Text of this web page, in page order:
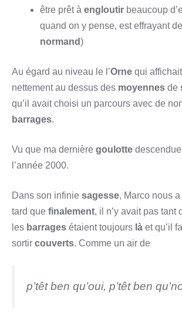
être prêt à engloutir beaucoup
quand on y pense, est effrayant
normand )
Au égard au niveau le l’Orne qui
nettement au dessus des moyennes de
qu’il avait choisi un parcours avec de
barrages.
Vu que ma dernière goulotte
l’année 2000.
Dans son infinie sagesse, Marco nous
tard que finalement, il n’y avait pas tant
les barrages étaient toujours là et qu’il
sortir couverts. Comme un air de
p’têt ben qu’oui, p’têt ben